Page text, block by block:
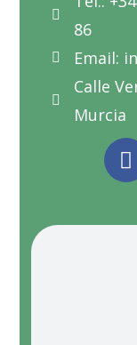
86
Email:
Calle
Murcia